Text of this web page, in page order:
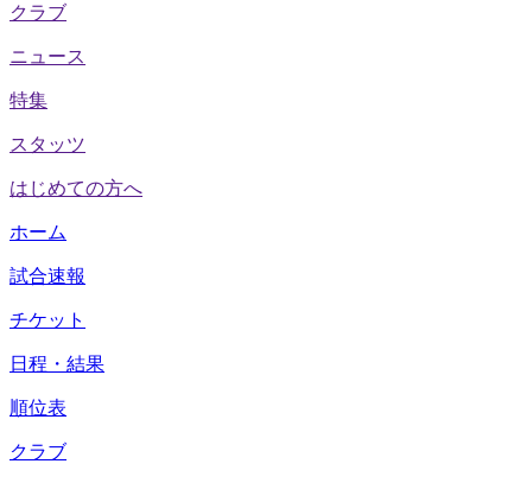
クラブ
ニュース
特集
スタッツ
はじめての方へ
ホーム
試合速報
チケット
日程・結果
順位表
クラブ